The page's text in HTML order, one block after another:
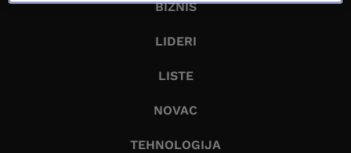
BIZNIS
LIDERI
LISTE
NOVAC
TEHNOLOGIJA